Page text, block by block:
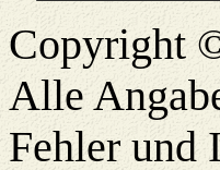
Copyright
Alle
Fehler und